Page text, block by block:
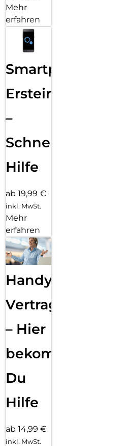
Mehr
erfahren
Smartphone
Ersteinrichtung
–
Schnelle
Hilfe
ab 19,99 €
inkl. MwSt.
Mehr
erfahren
Handy
– Hier
bekommst
Du
Hilfe
ab 14,99 €
inkl. MwSt.